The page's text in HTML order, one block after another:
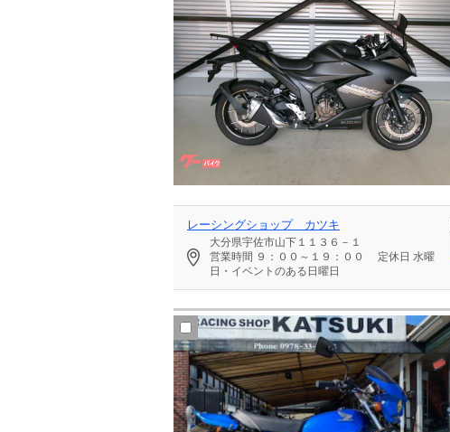
レーシングショップ カツキ
大分県宇佐市山下１１３６－１
営業時間 ９：００～１９：００ 定休日 水曜
日・イベントのある日曜日